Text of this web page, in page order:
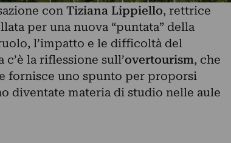
con Tiziana Lippiello, rettrice
per una nuova “puntata” della
l’impatto e le difficoltà del
la riflessione sull’overtourism, che
fornisce uno spunto per proporsi
diventate materia di studio nelle aule